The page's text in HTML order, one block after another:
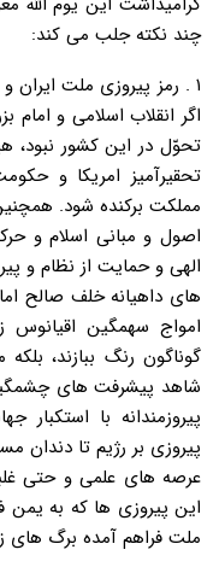
چند نکته جلب می کند:
۱ . رمز پیروزی ملت ایران
اگر انقلاب اسلامی و امام
تحوّل در این کشور
تحقیرآمیز امریکا و
مملکت برکنده شود. همچنین
اصول و مبانی اسلام و
الهی و حمایت از نظام و
های داهیانه خلف صالح
امواج سهمگین اقیانوس
گوناگون رنگ ببازند،
شاهد پیشرفت های
پیروزمندانه با استکبار
پیروزی بر رژیم تا دندان
این پیروزی ها که به یمن
ملت فراهم آمده برگ های